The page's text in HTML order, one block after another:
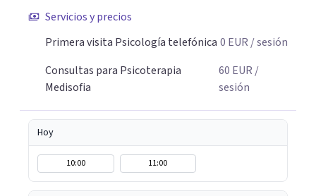
Servicios y precios
Primera visita Psicología telefónica 0 EUR / sesión
Consultas para Psicoterapia
Medisofia
60 EUR /
sesión
Hoy
10:00 11:00